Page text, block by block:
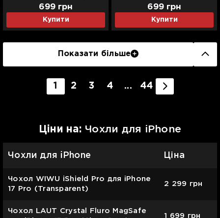
Quartz)
Купити
699 грн
(Crystal Quartz)
Купити
699 грн
Показати більше
1 2 3 4 ... 44
Цiни на: Чохли для iPhone
Чохли для iPhone Ціна
Чохол WIWU iShield Pro для iPhone
17 Pro (Transparent)
2 299 грн
Чохол LAUT Crystal Fluro MagSafe
1 699 грн